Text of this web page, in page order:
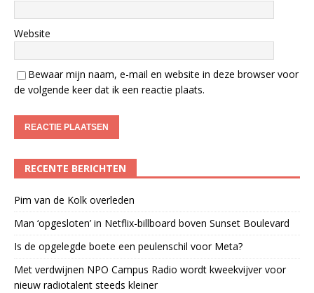
Website
Bewaar mijn naam, e-mail en website in deze browser voor
de volgende keer dat ik een reactie plaats.
RECENTE BERICHTEN
Pim van de Kolk overleden
Man ‘opgesloten’ in Netflix-billboard boven Sunset Boulevard
Is de opgelegde boete een peulenschil voor Meta?
Met verdwijnen NPO Campus Radio wordt kweekvijver voor
nieuw radiotalent steeds kleiner